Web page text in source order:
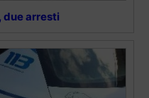
due arresti